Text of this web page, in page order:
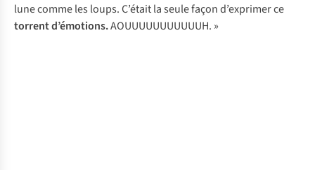
lune comme les loups. C’était la seule façon d’exprimer ce
torrent d’émotions.AOUUUUUUUUUUUH. »